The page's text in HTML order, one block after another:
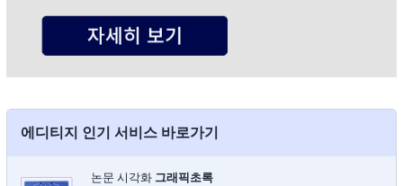
에디티지 인기 서비스 바로가기
논문 시각화 그래픽초록​